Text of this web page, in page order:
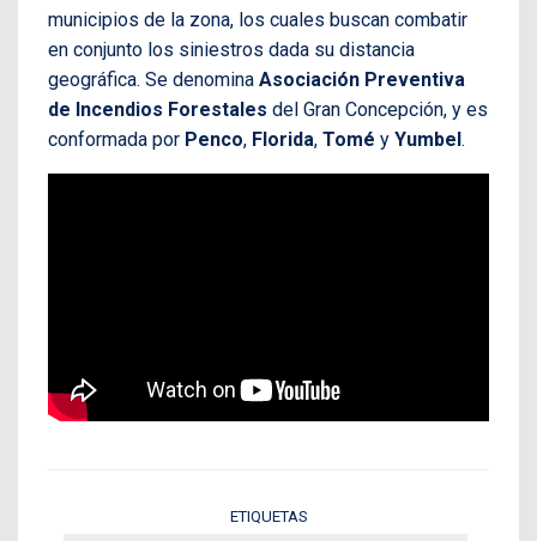
municipios de la zona, los cuales buscan combatir
en conjunto los siniestros dada su distancia
geográfica. Se denomina Asociación Preventiva
de Incendios Forestales del Gran Concepción, y es
conformada por Penco, Florida, Tomé y Yumbel.
ETIQUETAS